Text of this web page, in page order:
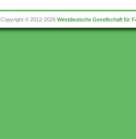
Copyright © 2012-2026 Westdeutsche Gesellschaft für